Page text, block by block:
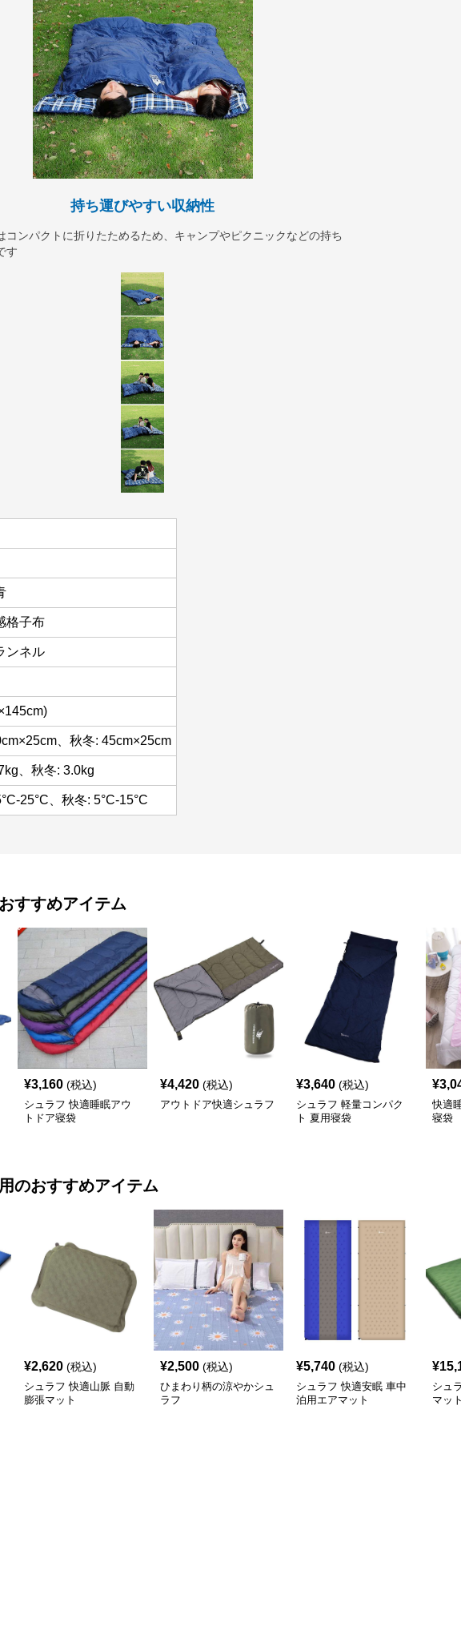
持ち運びやすい収納性
コンパクトに折りたためるため、キャンプやピクニックなどの持ち
す
格子布
ンネル
、秋冬: 45cm×25cm
、秋冬: 3.0kg
25°C、秋冬: 5°C-15°C
すすめアイテム
¥3,160 (税込)
シュラフ 快適睡眠アウ
トドア寝袋
¥4,420 (税込)
アウトドア快適シュラフ
¥3,640 (税込)
シュラフ 軽量コンパク
ト 夏用寝袋
¥
快適
寝袋
のおすすめアイテム
¥2,620 (税込)
シュラフ 快適山脈 自動
膨張マット
¥2,500 (税込)
ひまわり柄の涼やかシュ
ラフ
¥5,740 (税込)
シュラフ 快適安眠 車中
泊用エアマット
¥
シュ
マット